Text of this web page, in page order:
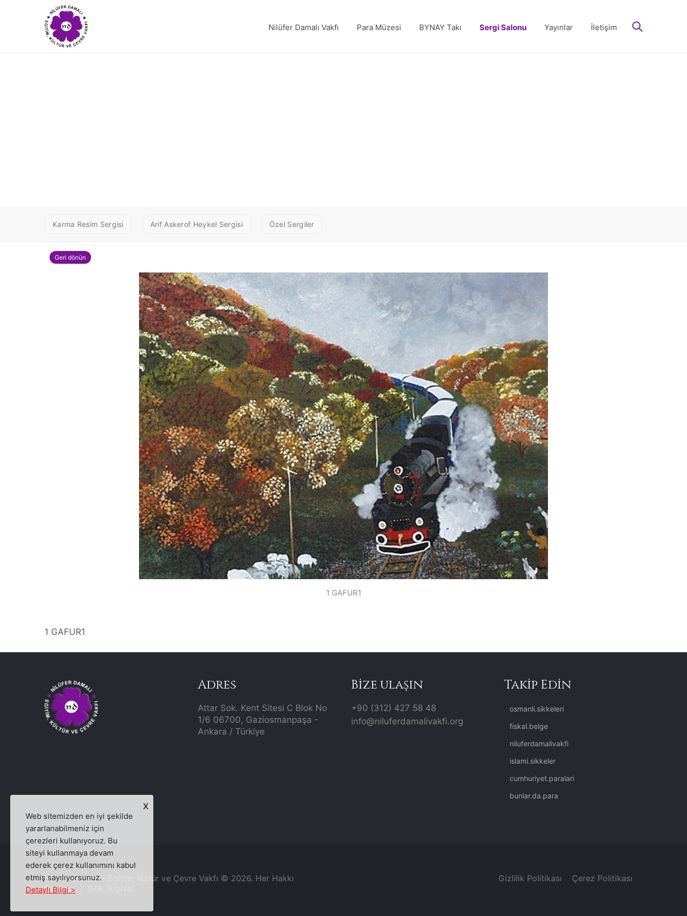
Nilüfer Damalı Vakfı Para Müzesi BYNAY Takı Sergi Salonu Yayınlar İletişim
Karma Resim Sergisi Arif Askerof Heykel Sergisi Özel Sergiler
Geri dönün
1 GAFUR1
1 GAFUR1
Adres
Attar Sok. Kent Sitesi C Blok No
1/6 06700, Gaziosmanpaşa -
Ankara / Türkiye
Bize ulaşın
+90 (312) 427 58 48
info@niluferdamalivakfi.org
Takip Edin
osmanli.sikkeleri
fiskal.belge
niluferdamalivakfi
islami.sikkeler
cumhuriyet.paralari
bunlar.da.para
Nilüfer Damalı - Eğitim, Kültür ve Çevre Vakfı © 2026. Her Hakkı
Saklıdır. | Site:
Gizlilik Politikası Çerez Politikası
Web sitemizden en iyi şekilde
yararlanabilmeniz için
çerezleri kullanıyoruz. Bu
siteyi kullanmaya devam
ederek çerez kullanımını kabul
etmiş sayılıyorsunuz.
Detaylı Bilgi >
X